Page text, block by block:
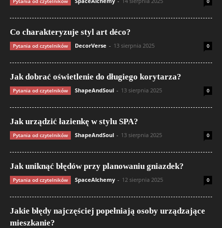
Co charakteryzuje styl art déco?
Pytania od czytelników DecorVerse - 13 sierpnia 2025 0
Jak dobrać oświetlenie do długiego korytarza?
Pytania od czytelników ShapeAndSoul - 13 sierpnia 2025 0
Jak urządzić łazienkę w stylu SPA?
Pytania od czytelników ShapeAndSoul - 13 sierpnia 2025 0
Jak uniknąć błędów przy planowaniu gniazdek?
Pytania od czytelników SpaceAlchemy - 12 sierpnia 2025 0
Jakie błędy najczęściej popełniają osoby urządzające
mieszkanie?